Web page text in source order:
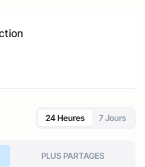
24 Heures 7 Jours
PLUS PARTAGES